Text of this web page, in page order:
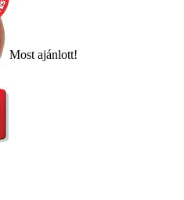
Most ajánlott!